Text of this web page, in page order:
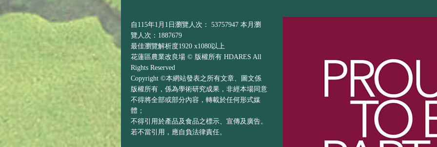
自115年1月1日瀏覽人次： 53757947 本月瀏
覽人次：1887679
最佳瀏覽解析度1920 x1080以上
花蓮區農業改良場 © 版權所有 HDARES All
Rights Reserved
Copyright ©本網站發表之所有文章、圖文係
版權所有，係為學術研究成果，非經本場同意
不得將全部或部分內容，轉載於任何形式媒
體；
不得引用於產品及食品之標示、宣傳及廣告。
若不當引用，應自負法律責任。